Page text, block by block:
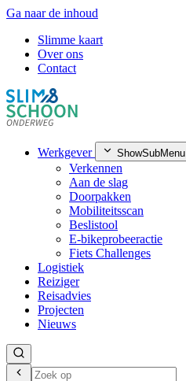
Ga naar de inhoud
Slimme kaart
Over ons
Contact
Werkgever ShowSubMenu
Verkennen
Aan de slag
Doorpakken
Mobiliteitsscan
Beslistool
E-bikeprobeeractie
Fiets Challenges
Logistiek
Reiziger
Reisadvies
Projecten
Nieuws